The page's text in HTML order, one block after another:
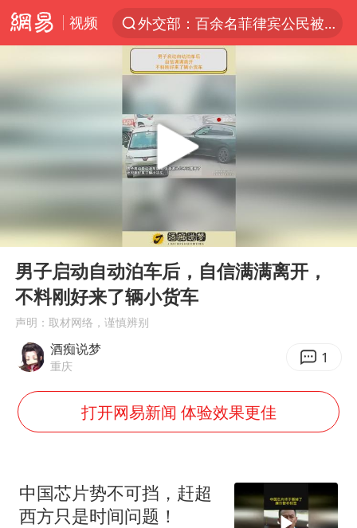
视频
外交部：百余名菲律宾公民被依法处理
中使馆：重大涉诈逃犯檀某落网
台湾不是国家不存在“国格”
独闯南太行失联女子遗体已找到
哥伦比亚强震已致超20人死亡
哥伦比亚发生7.5级地震
上海将苏州河水强排至黄浦江
“老戏骨”秦焰去世
广岛长崎的昨天未必不会是日本的明天
我国民营企业创新动能持续增强
苏有朋亮相百花奖
五角大楼再公布UFO视频
母子三人想去郴州结果到了彬州
Play
00:00 00:41
男子启动自动泊车后，自信满满离开，
不料刚好来了辆小货车
声明：取材网络，谨慎辨别
酒痴说梦
重庆 1
打开网易新闻 体验效果更佳
中国芯片势不可挡，赶超
西方只是时间问题！